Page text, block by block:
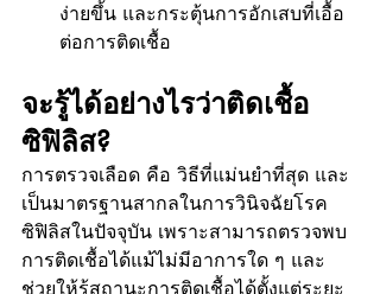
ง่ายขึ้น และกระตุ้นการอักเสบที่เอื้อ
ต่อการติดเชื้อ
จะรู้ได้อย่างไรว่าติดเชื้อ
ซิฟิลิส?
การตรวจเลือด คือ วิธีที่แม่นยำที่สุด และ
เป็นมาตรฐานสากลในการวินิจฉัยโรค
ซิฟิลิสในปัจจุบัน เพราะสามารถตรวจพบ
การติดเชื้อได้แม้ไม่มีอาการใด ๆ และ
ช่วยให้รู้สถานะการติดเชื้อได้ตั้งแต่ระยะ